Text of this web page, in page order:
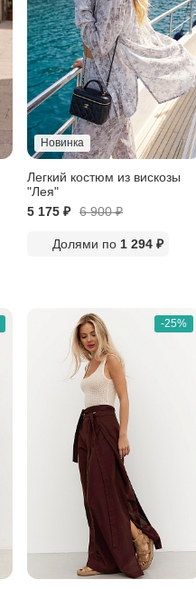
Новинка
Легкий костюм из вискозы
"Лея"
5 175 ₽
6 900₽
Долями по 1 294 ₽
-25%